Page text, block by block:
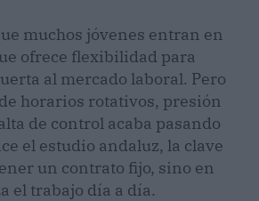
muchos jóvenes entran en
ofrece flexibilidad para
al mercado laboral. Pero
horarios rotativos, presión
de control acaba pasando
el estudio andaluz, la clave
un contrato fijo, sino en
el trabajo día a día.